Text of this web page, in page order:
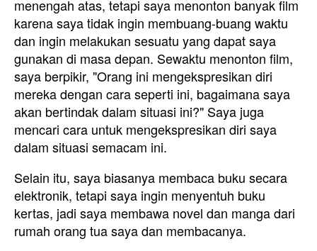
menengah atas, tetapi saya menonton banyak film
karena saya tidak ingin membuang-buang waktu
dan ingin melakukan sesuatu yang dapat saya
gunakan di masa depan. Sewaktu menonton film,
saya berpikir, "Orang ini mengekspresikan diri
mereka dengan cara seperti ini, bagaimana saya
akan bertindak dalam situasi ini?" Saya juga
mencari cara untuk mengekspresikan diri saya
dalam situasi semacam ini.
Selain itu, saya biasanya membaca buku secara
elektronik, tetapi saya ingin menyentuh buku
kertas, jadi saya membawa novel dan manga dari
rumah orang tua saya dan membacanya.